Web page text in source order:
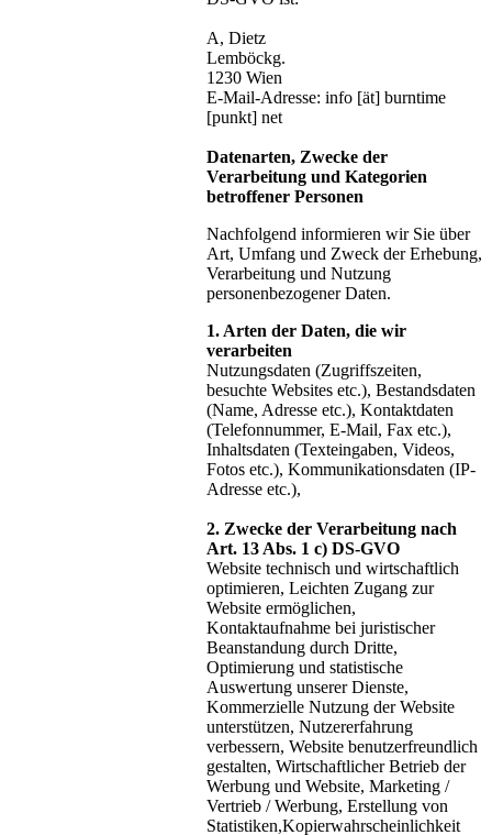
A, Dietz
Lemböckg.
1230 Wien
E-Mail-Adresse: info [ät] burntime
[punkt] net
Datenarten, Zwecke der
Verarbeitung und Kategorien
betroffener Personen
Nachfolgend informieren wir Sie über
Art, Umfang und Zweck der Erhebung,
Verarbeitung und Nutzung
personenbezogener Daten.
1. Arten der Daten, die wir
verarbeiten
Nutzungsdaten (Zugriffszeiten,
besuchte Websites etc.), Bestandsdaten
(Name, Adresse etc.), Kontaktdaten
(Telefonnummer, E-Mail, Fax etc.),
Inhaltsdaten (Texteingaben, Videos,
Fotos etc.), Kommunikationsdaten (IP-
Adresse etc.),
2. Zwecke der Verarbeitung nach
Art. 13 Abs. 1 c) DS-GVO
Website technisch und wirtschaftlich
optimieren, Leichten Zugang zur
Website ermöglichen,
Kontaktaufnahme bei juristischer
Beanstandung durch Dritte,
Optimierung und statistische
Auswertung unserer Dienste,
Kommerzielle Nutzung der Website
unterstützen, Nutzererfahrung
verbessern, Website benutzerfreundlich
gestalten, Wirtschaftlicher Betrieb der
Werbung und Website, Marketing /
Vertrieb / Werbung, Erstellung von
Statistiken,Kopierwahrscheinlichkeit